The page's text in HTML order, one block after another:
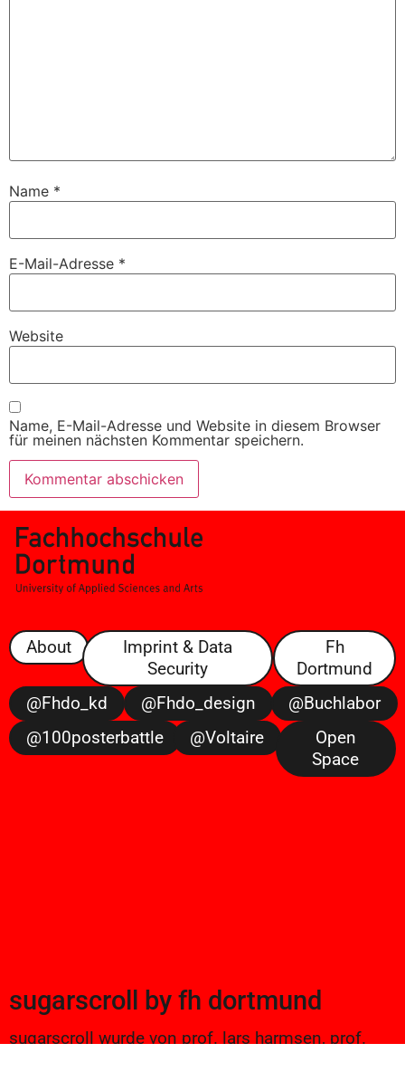
Name *
E-Mail-Adresse *
Website
Name, E-Mail-Adresse und Website in diesem Browser
für meinen nächsten Kommentar speichern.
About
Imprint & Data
Security
Fh
Dortmund
@fhdo_kd
@fhdo_design
@buchlabor
@100posterbattle
@voltaire
Open
Space
sugarscroll by fh dortmund
sugarscroll wurde von prof. lars harmsen, prof.